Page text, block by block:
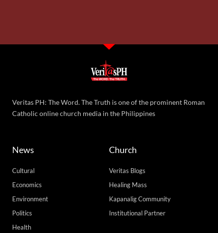
Veritas PH: The Word. The Truth is one of the prominent Roman
Catholic online church media in the Philippines
News
Cultural
Economics
Environment
Politics
Health
Church
Veritas Blogs
Healing Mass
Kapanalig Community
Institutional Partner